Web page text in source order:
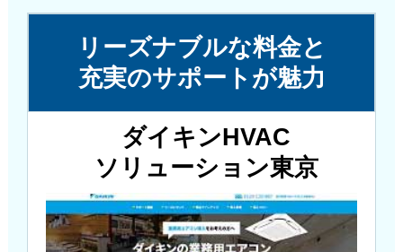
リーズナブルな料金と
充実のサポートが魅力
ダイキンHVAC
ソリューション東京